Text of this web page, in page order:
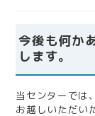
今後も何か
します。
当センターでは
お越しいただい